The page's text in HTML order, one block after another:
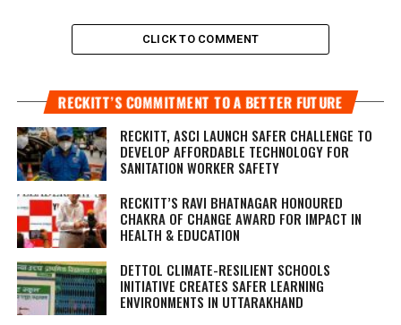
CLICK TO COMMENT
RECKITT’S COMMITMENT TO A BETTER FUTURE
RECKITT, ASCI LAUNCH SAFER CHALLENGE TO
DEVELOP AFFORDABLE TECHNOLOGY FOR
SANITATION WORKER SAFETY
RECKITT’S RAVI BHATNAGAR HONOURED
CHAKRA OF CHANGE AWARD FOR IMPACT IN
HEALTH & EDUCATION
DETTOL CLIMATE-RESILIENT SCHOOLS
INITIATIVE CREATES SAFER LEARNING
ENVIRONMENTS IN UTTARAKHAND